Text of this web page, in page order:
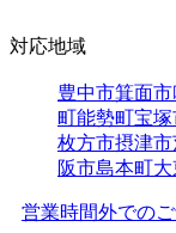
対応地域
豊中市箕面市
町能勢町宝塚
枚方市摂津市
阪市島本町
営業時間外での